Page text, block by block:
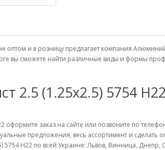
оптом и в розницу предлагает компания
вы сможете найти различные виды и формы
2.5 (1.25х2.5) 5754
оформите заказ на сайте или позвоните по
предложения, весь ассортимент и
5754 Н22 по всей Украине: Львов, Винница,